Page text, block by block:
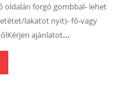
oldalán forgó gombbal- lehet
lakatot nyit)- fő-vagy
ajánlatot...